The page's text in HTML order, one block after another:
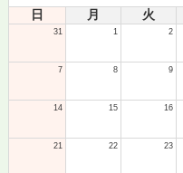
日
月 火
31 1 2
7 8 9
14 15 16
21 22 23